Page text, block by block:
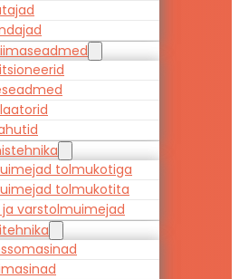
tolmukotiga
tolmukotita
ja varstolmuimejad